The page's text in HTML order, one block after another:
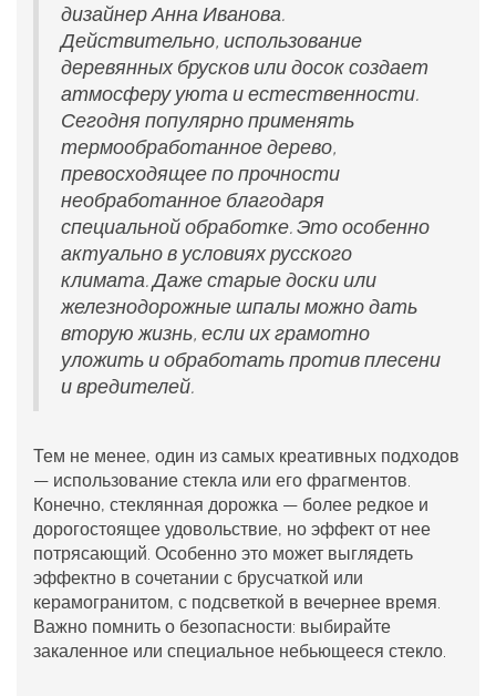
дизайнер Анна Иванова.
Действительно, использование
деревянных брусков или досок создает
атмосферу уюта и естественности.
Сегодня популярно применять
термообработанное дерево,
превосходящее по прочности
необработанное благодаря
специальной обработке. Это особенно
актуально в условиях русского
климата. Даже старые доски или
железнодорожные шпалы можно дать
вторую жизнь, если их грамотно
уложить и обработать против плесени
и вредителей.
Тем не менее, один из самых креативных подходов
— использование стекла или его фрагментов.
Конечно, стеклянная дорожка — более редкое и
дорогостоящее удовольствие, но эффект от нее
потрясающий. Особенно это может выглядеть
эффектно в сочетании с брусчаткой или
керамогранитом, с подсветкой в вечернее время.
Важно помнить о безопасности: выбирайте
закаленное или специальное небьющееся стекло.